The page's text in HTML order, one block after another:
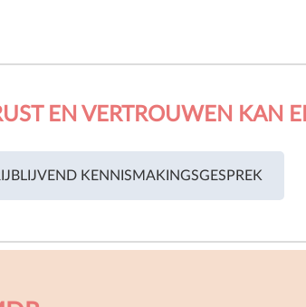
EN VERTROUWEN KAN
KENNISMAKINGSGESPREK